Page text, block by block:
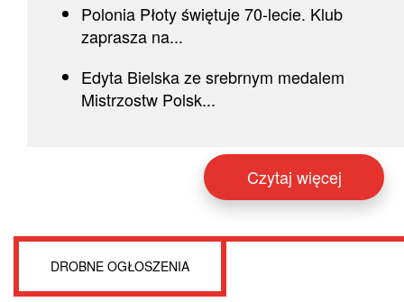
Polonia Płoty świętuje 70-lecie. Klub
zaprasza na...
Edyta Bielska ze srebrnym medalem
Mistrzostw Polsk...
Czytaj więcej
DROBNE OGŁOSZENIA